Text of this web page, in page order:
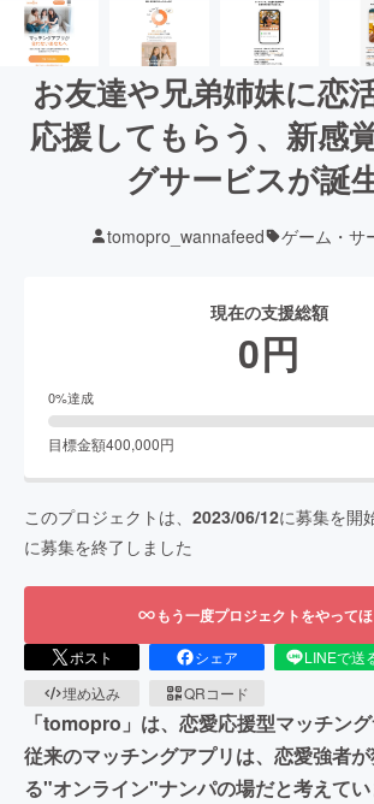
お友達や兄弟姉妹に恋
応援してもらう、新感
グサービスが誕
tomopro_wannafeed ゲーム・サ
現在の支援総額
0円
0%達成
目標金額400,000円
このプロジェクトは、 2023/06/12に募集を開
に募集を終了しました
もう一度プロジェクトをやって
ポスト シェア LINEで送
埋め込み
QRコード
「tomopro」は、恋愛応援型マッチング
従来のマッチングアプリは、恋愛強者
る"オンライン"ナンパの場だと考えて